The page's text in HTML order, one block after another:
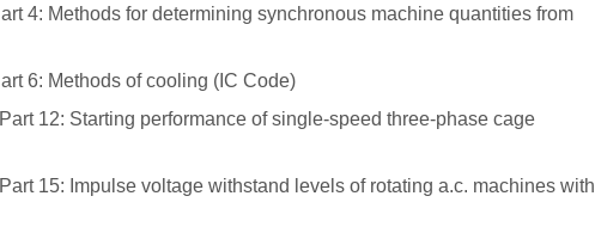
4: Methods for determining synchronous machine quantities from
6: Methods of cooling (IC Code)
12: Starting performance of single-speed three-phase cage
15: Impulse voltage withstand levels of rotating a.c. machines with